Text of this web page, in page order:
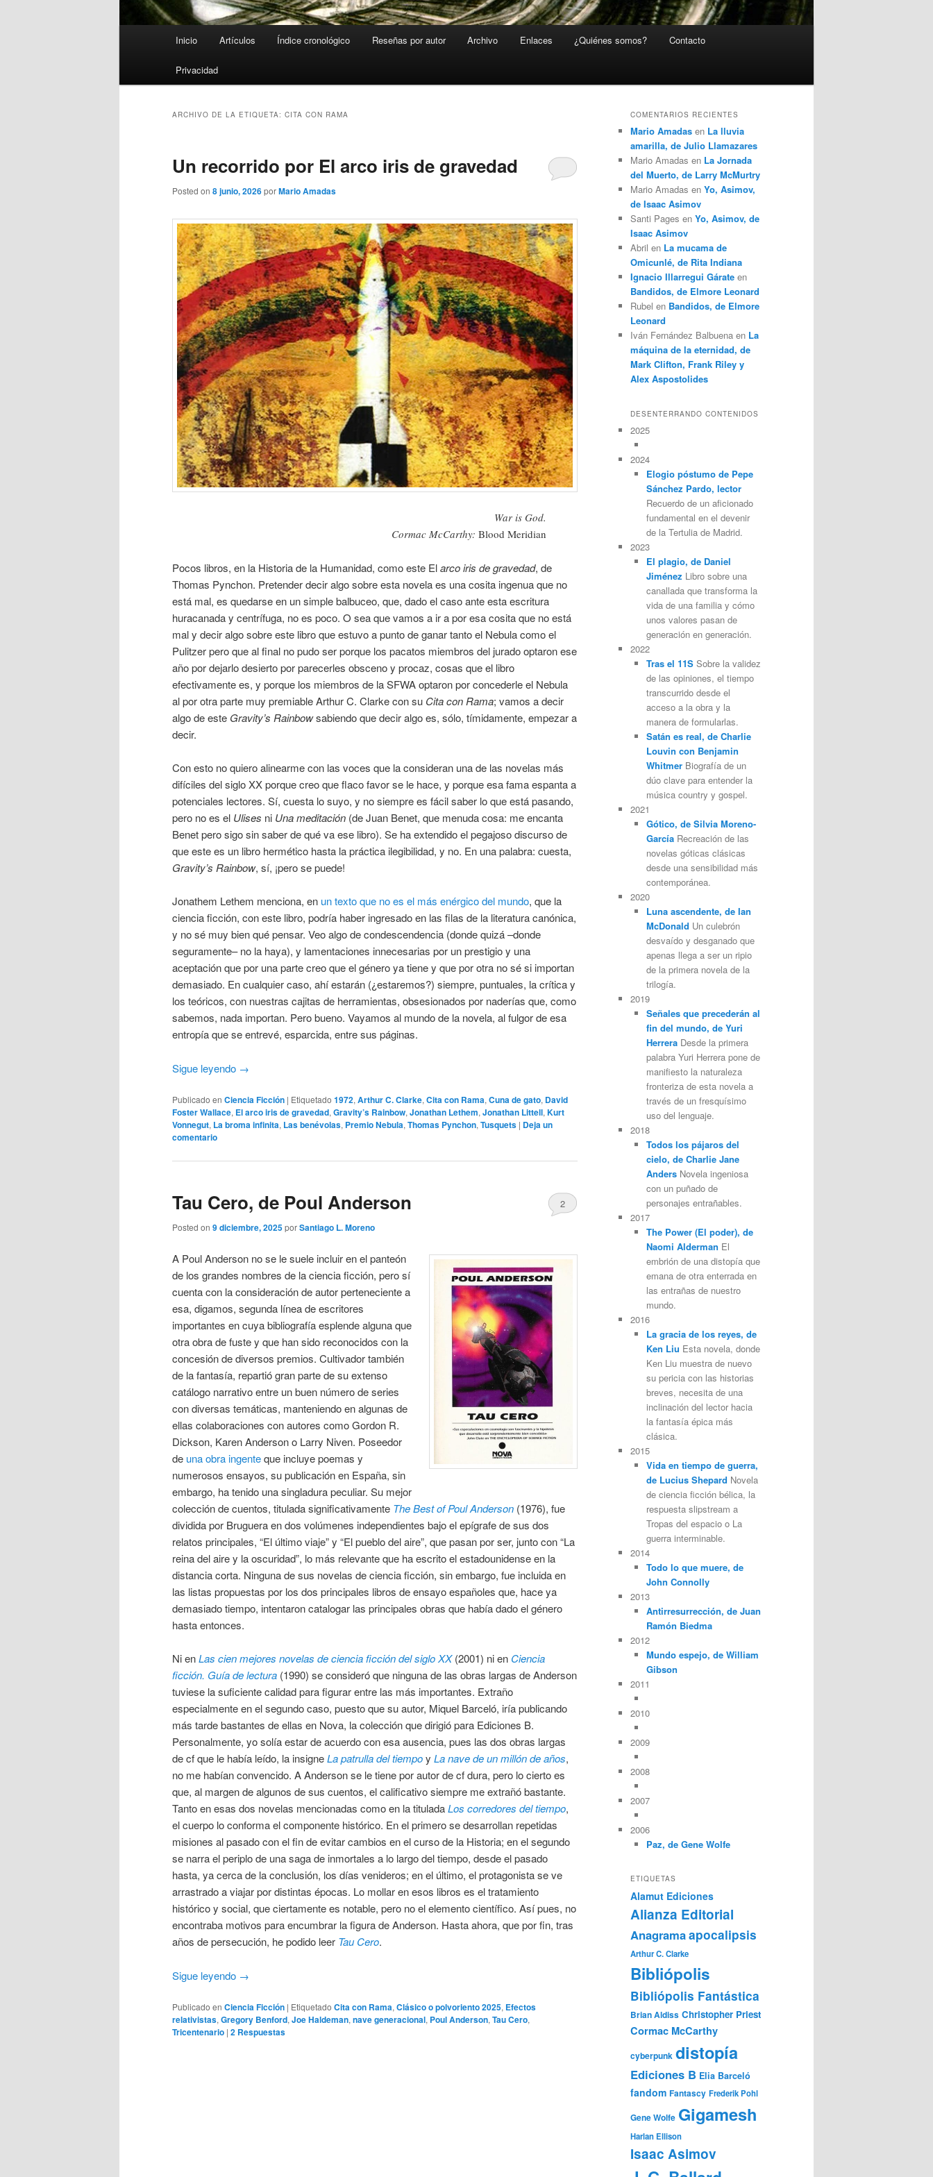
Inicio Artículos Índice cronológico Reseñas por autor Archivo Enlaces ¿Quiénes somos? Contacto
Privacidad
ARCHIVO DE LA ETIQUETA: CITA CON RAMA
Un recorrido por El arco iris de gravedad
Posted on 8 junio, 2026porMario Amadas
War is God.
Cormac McCarthy: Blood Meridian
Pocos libros, en la Historia de la Humanidad, como este Elarco iris de gravedad, de
Thomas Pynchon. Pretender decir algo sobre esta novela es una cosita ingenua que no
está mal, es quedarse en un simple balbuceo, que, dado el caso ante esta escritura
huracanada y centrífuga, no es poco. O sea que vamos a ir a por esa cosita que no está
mal y decir algo sobre este libro que estuvo a punto de ganar tanto el Nebula como el
Pulitzer pero que al final no pudo ser porque los pacatos miembros del jurado optaron ese
año por dejarlo desierto por parecerles obsceno y procaz, cosas que el libro
efectivamente es, y porque los miembros de la SFWA optaron por concederle el Nebula
al por otra parte muy premiable Arthur C. Clarke con su Cita con Rama; vamos a decir
algo de este Gravity’s Rainbowsabiendo que decir algo es, sólo, tímidamente, empezar a
decir.
Con esto no quiero alinearme con las voces que la consideran una de las novelas más
difíciles del siglo XX porque creo que flaco favor se le hace, y porque esa fama espanta a
potenciales lectores. Sí, cuesta lo suyo, y no siempre es fácil saber lo que está pasando,
pero no es el Ulises ni Una meditación (de Juan Benet, que menuda cosa: me encanta
Benet pero sigo sin saber de qué va ese libro). Se ha extendido el pegajoso discurso de
que este es un libro hermético hasta la práctica ilegibilidad, y no. En una palabra: cuesta,
Gravity’s Rainbow, sí, ¡pero se puede!
Jonathem Lethem menciona, en un texto que no es el más enérgico del mundo, que la
ciencia ficción, con este libro, podría haber ingresado en las filas de la literatura canónica,
y no sé muy bien qué pensar. Veo algo de condescendencia (donde quizá –donde
seguramente– no la haya), y lamentaciones innecesarias por un prestigio y una
aceptación que por una parte creo que el género ya tiene y que por otra no sé si importan
demasiado. En cualquier caso, ahí estarán (¿estaremos?) siempre, puntuales, la crítica y
los teóricos, con nuestras cajitas de herramientas, obsesionados por naderías que, como
sabemos, nada importan. Pero bueno. Vayamos al mundo de la novela, al fulgor de esa
entropía que se entrevé, esparcida, entre sus páginas.
Sigue leyendo →
Publicado en Ciencia Ficción | Etiquetado 1972, Arthur C. Clarke, Cita con Rama, Cuna de gato, David
Foster Wallace, El arco iris de gravedad, Gravity’s Rainbow, Jonathan Lethem, Jonathan Littell, Kurt
Vonnegut, La broma infinita, Las benévolas, Premio Nebula, Thomas Pynchon, Tusquets | Deja un
comentario
Tau Cero, de Poul Anderson
Posted on 9 diciembre, 2025porSantiago L. Moreno
2
A Poul Anderson no se le suele incluir en el panteón
de los grandes nombres de la ciencia ficción, pero sí
cuenta con la consideración de autor perteneciente a
esa, digamos, segunda línea de escritores
importantes en cuya bibliografía esplende alguna que
otra obra de fuste y que han sido reconocidos con la
concesión de diversos premios. Cultivador también
de la fantasía, repartió gran parte de su extenso
catálogo narrativo entre un buen número de series
con diversas temáticas, manteniendo en algunas de
ellas colaboraciones con autores como Gordon R.
Dickson, Karen Anderson o Larry Niven. Poseedor
de una obra ingenteque incluye poemas y
numerosos ensayos, su publicación en España, sin
embargo, ha tenido una singladura peculiar. Su mejor
colección de cuentos, titulada significativamente The Best of Poul Anderson (1976), fue
dividida por Bruguera en dos volúmenes independientes bajo el epígrafe de sus dos
relatos principales, “El último viaje” y “El pueblo del aire”, que pasan por ser, junto con “La
reina del aire y la oscuridad”, lo más relevante que ha escrito el estadounidense en la
distancia corta. Ninguna de sus novelas de ciencia ficción, sin embargo, fue incluida en
las listas propuestas por los dos principales libros de ensayo españoles que, hace ya
demasiado tiempo, intentaron catalogar las principales obras que había dado el género
hasta entonces.
Ni enLas cien mejores novelas de ciencia ficción del siglo XX(2001) ni en Ciencia
ficción. Guía de lectura (1990) se consideró que ninguna de las obras largas de Anderson
tuviese la suficiente calidad para figurar entre las más importantes. Extraño
especialmente en el segundo caso, puesto que su autor, Miquel Barceló, iría publicando
más tarde bastantes de ellas en Nova, la colección que dirigió para Ediciones B.
Personalmente, yo solía estar de acuerdo con esa ausencia, pues las dos obras largas
de cf que le había leído, la insigneLa patrulla del tiempoy La nave de un millón de años,
no me habían convencido. A Anderson se le tiene por autor de cf dura, pero lo cierto es
que, al margen de algunos de sus cuentos, el calificativo siempre me extrañó bastante.
Tanto en esas dos novelas mencionadas como en la tituladaLos corredores del tiempo,
el cuerpo lo conforma el componente histórico. En el primero se desarrollan repetidas
misiones al pasado con el fin de evitar cambios en el curso de la Historia; en el segundo
se narra el periplo de una saga de inmortales a lo largo del tiempo, desde el pasado
hasta, ya cerca de la conclusión, los días venideros; en el último, el protagonista se ve
arrastrado a viajar por distintas épocas. Lo mollar en esos libros es el tratamiento
histórico y social, que ciertamente es notable, pero no el elemento científico. Así pues, no
encontraba motivos para encumbrar la figura de Anderson. Hasta ahora, que por fin, tras
años de persecución, he podido leer Tau Cero.
Sigue leyendo →
Publicado en Ciencia Ficción | Etiquetado Cita con Rama, Clásico o polvoriento 2025, Efectos
relativistas, Gregory Benford, Joe Haldeman, nave generacional, Poul Anderson, Tau Cero,
Tricentenario | 2 Respuestas
COMENTARIOS RECIENTES
Mario Amadas en La lluvia
amarilla, de Julio Llamazares
Mario Amadas en La Jornada
del Muerto, de Larry McMurtry
Mario Amadas en Yo, Asimov,
de Isaac Asimov
Santi Pages en Yo, Asimov, de
Isaac Asimov
Abril en La mucama de
Omicunlé, de Rita Indiana
Ignacio Illarregui Gárate en
Bandidos, de Elmore Leonard
Rubel en Bandidos, de Elmore
Leonard
Iván Fernández Balbuena en La
máquina de la eternidad, de
Mark Clifton, Frank Riley y
Alex Aspostolides
DESENTERRANDO CONTENIDOS
2025
2024
Elogio póstumo de Pepe
Sánchez Pardo, lector
Recuerdo de un aficionado
fundamental en el devenir
de la Tertulia de Madrid.
2023
El plagio, de Daniel
Jiménez Libro sobre una
canallada que transforma la
vida de una familia y cómo
unos valores pasan de
generación en generación.
2022
Tras el 11SSobre la validez
de las opiniones, el tiempo
transcurrido desde el
acceso a la obra y la
manera de formularlas.
Satán es real, de Charlie
Louvin con Benjamin
WhitmerBiografía de un
dúo clave para entender la
música country y gospel.
2021
Gótico, de Silvia Moreno-
GarcíaRecreación de las
novelas góticas clásicas
desde una sensibilidad más
contemporánea.
2020
Luna ascendente, de Ian
McDonald Un culebrón
desvaído y desganado que
apenas llega a ser un ripio
de la primera novela de la
trilogía.
2019
Señales que precederán al
fin del mundo, de Yuri
HerreraDesde la primera
palabra Yuri Herrera pone de
manifiesto la naturaleza
fronteriza de esta novela a
través de un fresquísimo
uso del lenguaje.
2018
Todos los pájaros del
cielo, de Charlie Jane
AndersNovela ingeniosa
con un puñado de
personajes entrañables.
2017
The Power (El poder), de
Naomi Alderman El
embrión de una distopía que
emana de otra enterrada en
las entrañas de nuestro
mundo.
2016
La gracia de los reyes, de
Ken Liu Esta novela, donde
Ken Liu muestra de nuevo
su pericia con las historias
breves, necesita de una
inclinación del lector hacia
la fantasía épica más
clásica.
2015
Vida en tiempo de guerra,
de Lucius Shepard Novela
de ciencia ficción bélica, la
respuesta slipstream a
Tropas del espacio o La
guerra interminable.
2014
Todo lo que muere, de
John Connolly
2013
Antirresurrección, de Juan
Ramón Biedma
2012
Mundo espejo, de William
Gibson
2011
2010
2009
2008
2007
2006
Paz, de Gene Wolfe
ETIQUETAS
Alamut Ediciones
Alianza Editorial
Anagramaapocalipsis
Arthur C. Clarke
Bibliópolis
Bibliópolis Fantástica
Brian Aldiss Christopher Priest
Cormac McCarthy
cyberpunk distopía
Ediciones B Elia Barceló
fandom Fantascy Frederik Pohl
Gene Wolfe Gigamesh
Harlan Ellison
Isaac Asimov